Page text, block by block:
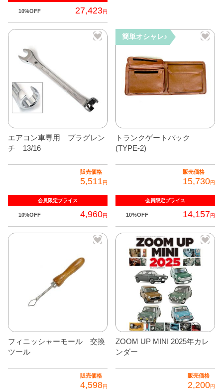
10%OFF 27,423円
エアコン車専用 プラグレン
チ 13/16
販売価格
5,511円
会員限定プライス
10%OFF 4,960円
簡単オシャレ♪
トランクゲートバック
(TYPE-2)
販売価格
15,730円
会員限定プライス
10%OFF 14,157円
こ
数
バ
フィニッシャーモール 交換
ツール
販売価格
4,598円
ZOOM UP MINI 2025年カレ
ンダー
販売価格
2,200円